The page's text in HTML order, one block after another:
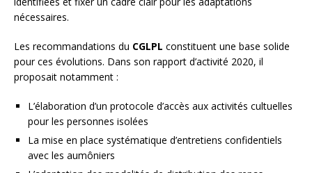
nécessaires.
Les recommandations du CGLPL constituent une base solide
pour ces évolutions. Dans son rapport d’activité 2020, il
proposait notamment :
L’élaboration d’un protocole d’accès aux activités cultuelles
pour les personnes isolées
La mise en place systématique d’entretiens confidentiels
avec les aumôniers